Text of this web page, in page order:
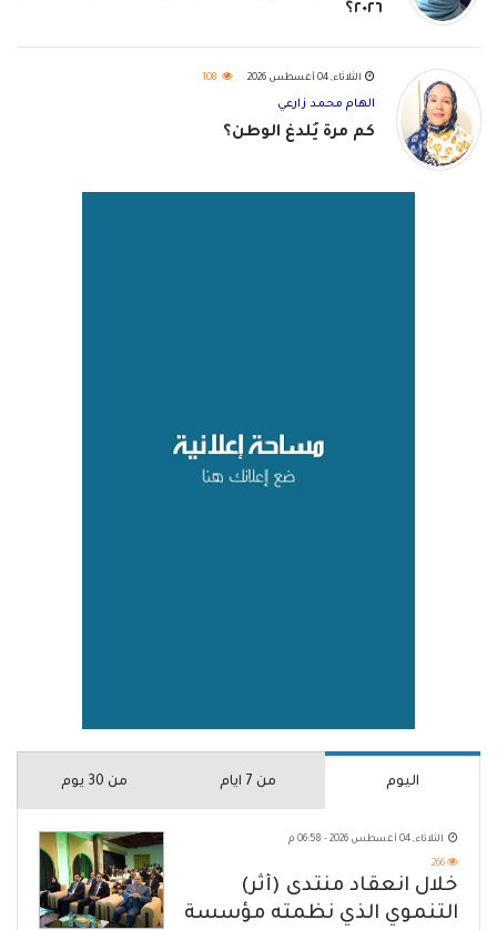
٢٠٢٦؟
الثلاثاء, 04 أغسطس 2026 108
الهام محمد زارعي
كم مرة يُلدغ الوطن؟
اليوم من 7 ايام من 30 يوم
الثلاثاء, 04 أغسطس 2026 - 06:58 م
266
خلال انعقاد منتدى (أثر)
التنموي الذي نظمته مؤسسة